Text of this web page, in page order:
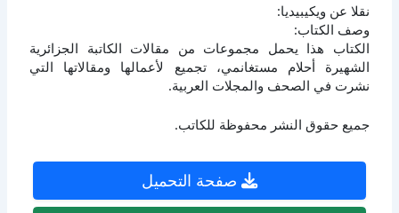
نقلا عن ويكيبيديا:
وصف الكتاب:
الكتاب هذا يحمل مجموعات من مقالات الكاتبة الجزائرية
الشهيرة أحلام مستغانمي، تجميع لأعمالها ومقالاتها التي
نشرت في الصحف والمجلات العربية.
جميع حقوق النشر محفوظة للكاتب.
صفحة التحميل